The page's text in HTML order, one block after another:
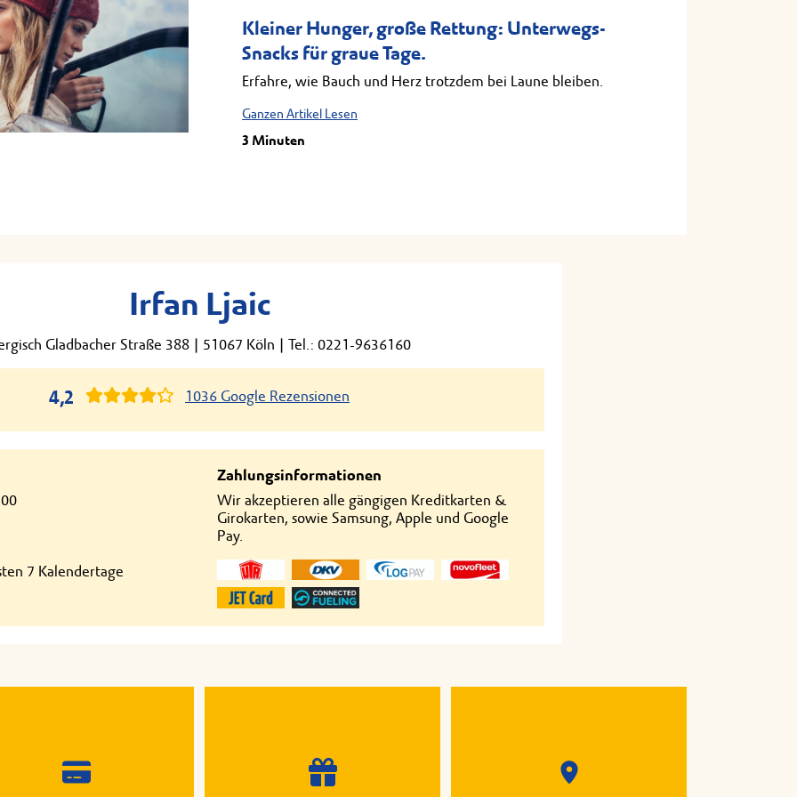
Kleiner Hunger, große Rettung: Unterwegs-
Snacks für graue Tage.
Erfahre, wie Bauch und Herz trotzdem bei Laune bleiben.
Ganzen Artikel Lesen
3 Minuten
Irfan Ljaic
Gladbacher Straße 388| 51067 Köln Tel.: 0221-9636160
4,2 1036 Google Rezensionen
7 Kalendertage
Zahlungsinformationen
Wir akzeptieren alle gängigen Kreditkarten &
Girokarten, sowie Samsung, Apple und Google
Pay.